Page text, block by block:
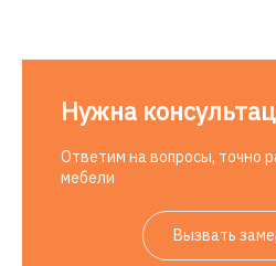
Нужна
Ответим на вопросы, точно
мебели
Вызвать